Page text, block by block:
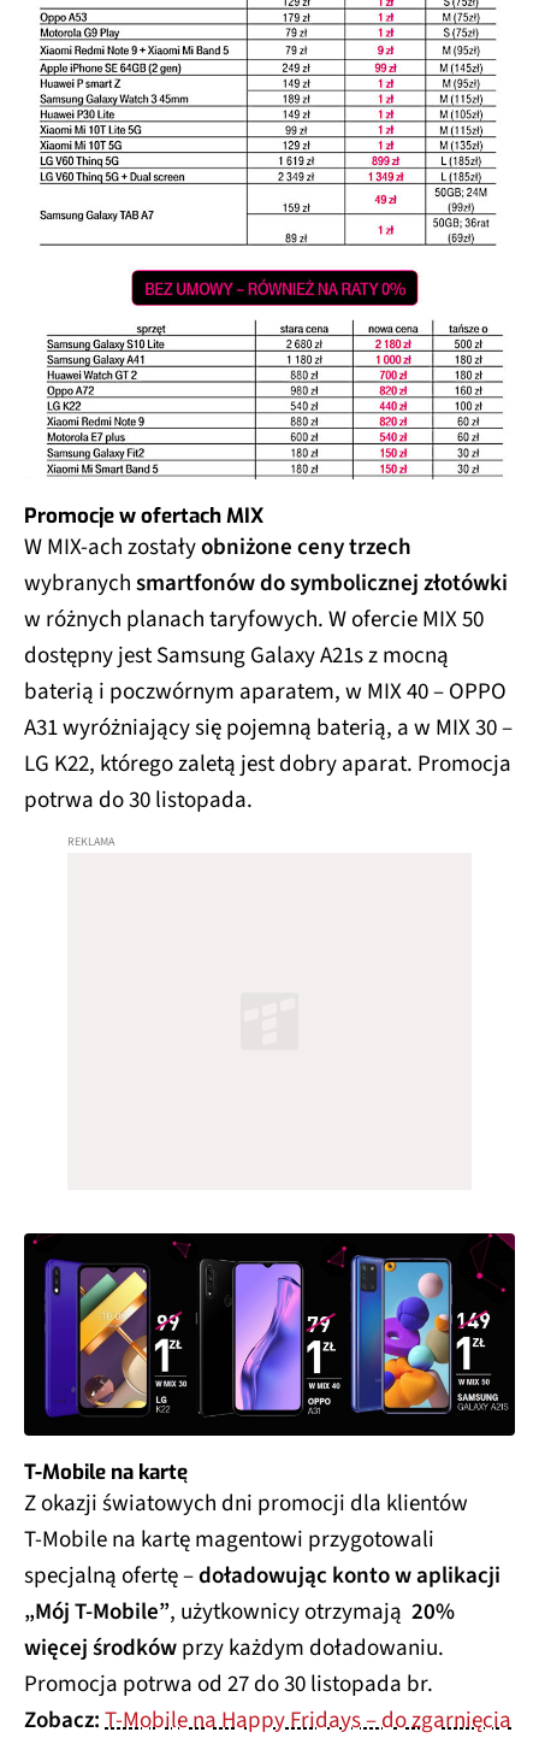
Promocje w ofertach MIX
W MIX-ach zostałyobniżone ceny trzech
wybranychsmartfonów do symbolicznej złotówki
w różnych planach taryfowych. W ofercie MIX 50
dostępny jest Samsung Galaxy A21s z mocną
baterią i poczwórnym aparatem, w MIX 40 – OPPO
A31 wyróżniający się pojemną baterią, a w MIX 30 –
LG K22, którego zaletą jest dobry aparat. Promocja
potrwa do 30 listopada.
T-Mobile na kartę
Z okazji światowych dni promocji dla klientów
T‑Mobile na kartę magentowi przygotowali
specjalną ofertę –doładowując konto w aplikacji
„Mój T‑Mobile”, użytkownicy otrzymają 20%
więcej środkówprzy każdym doładowaniu.
Promocja potrwa od 27 do 30 listopada br.
Zobacz:T-Mobile na Happy Fridays – do zgarnięcia